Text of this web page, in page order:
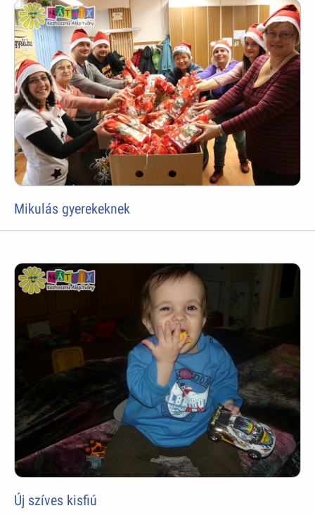
Mikulás gyerekeknek
Új szíves kisfiú